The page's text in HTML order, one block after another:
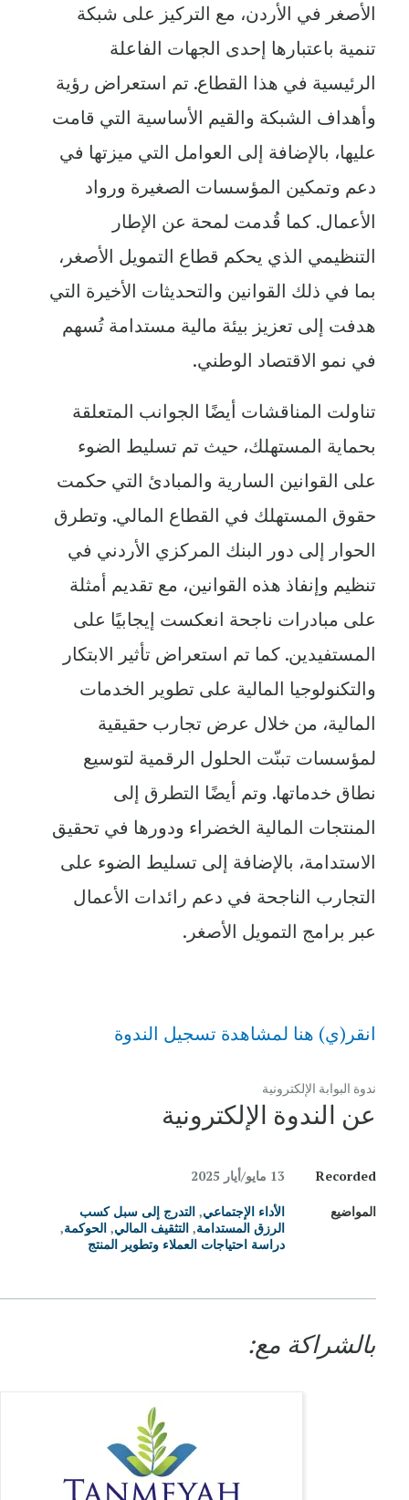
الأصغر في الأردن، مع التركيز على شبكة
تنمية باعتبارها إحدى الجهات الفاعلة
الرئيسية في هذا القطاع. تم استعراض رؤية
وأهداف الشبكة والقيم الأساسية التي قامت
عليها، بالإضافة إلى العوامل التي ميزتها في
دعم وتمكين المؤسسات الصغيرة ورواد
الأعمال. كما قُدمت لمحة عن الإطار
التنظيمي الذي يحكم قطاع التمويل الأصغر،
بما في ذلك القوانين والتحديثات الأخيرة التي
هدفت إلى تعزيز بيئة مالية مستدامة تُسهم
في نمو الاقتصاد الوطني.
تناولت المناقشات أيضًا الجوانب المتعلقة
بحماية المستهلك، حيث تم تسليط الضوء
على القوانين السارية والمبادئ التي حكمت
حقوق المستهلك في القطاع المالي. وتطرق
الحوار إلى دور البنك المركزي الأردني في
تنظيم وإنفاذ هذه القوانين، مع تقديم أمثلة
على مبادرات ناجحة انعكست إيجابيًا على
المستفيدين. كما تم استعراض تأثير الابتكار
والتكنولوجيا المالية على تطوير الخدمات
المالية، من خلال عرض تجارب حقيقية
لمؤسسات تبنّت الحلول الرقمية لتوسيع
نطاق خدماتها. وتم أيضًا التطرق إلى
المنتجات المالية الخضراء ودورها في تحقيق
الاستدامة، بالإضافة إلى تسليط الضوء على
التجارب الناجحة في دعم رائدات الأعمال
عبر برامج التمويل الأصغر.
انقر(ي) هنا لمشاهدة تسجيل الندوة
ندوة البوابة الإلكترونية
عن الندوة الإلكترونية
Recorded
المواضيع الأداء الإجتماعي,التدرج إلى سبل كسب
الرزق المستدامة,التثقيف المالي,الحوكمة,
دراسة احتياجات العملاء وتطوير المنتج
بالشراكة مع: